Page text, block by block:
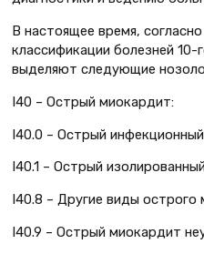
В настоящее время,
классификации болезней
выделяют следующие
I40 – Острый миокардит:
I40.0 – Острый
I40.1 – Острый
I40.8 – Другие виды острого
I40.9 – Острый миокардит